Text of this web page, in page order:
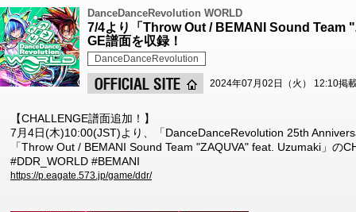
DanceDanceRevolution WORLD
7/4より「Throw Out / BEMANI Sound
GE譜面を収録！
DanceDanceRevolution
2024年07月02日（火） 12:10掲
【CHALLENGE譜面追加！】
7月4日(木)10:00(JST)より、「DanceDanceRevolution 25th
「Throw Out / BEMANI Sound Team "ZAQUVA" feat. Uzumaki」の
#DDR_WORLD #BEMANI
https://p.eagate.573.jp/game/ddr/